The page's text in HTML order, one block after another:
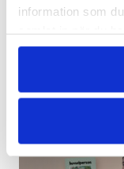
information som
FINNS SOM E-BOK